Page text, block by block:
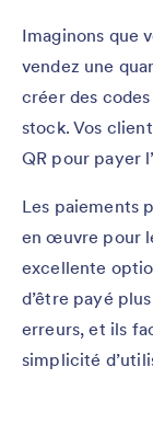
Imaginons que
vendez une
créer des
stock. Vos
QR pour payer
Les paiements
en œuvre pour
excellente
d’être payé
erreurs, et ils
simplicité